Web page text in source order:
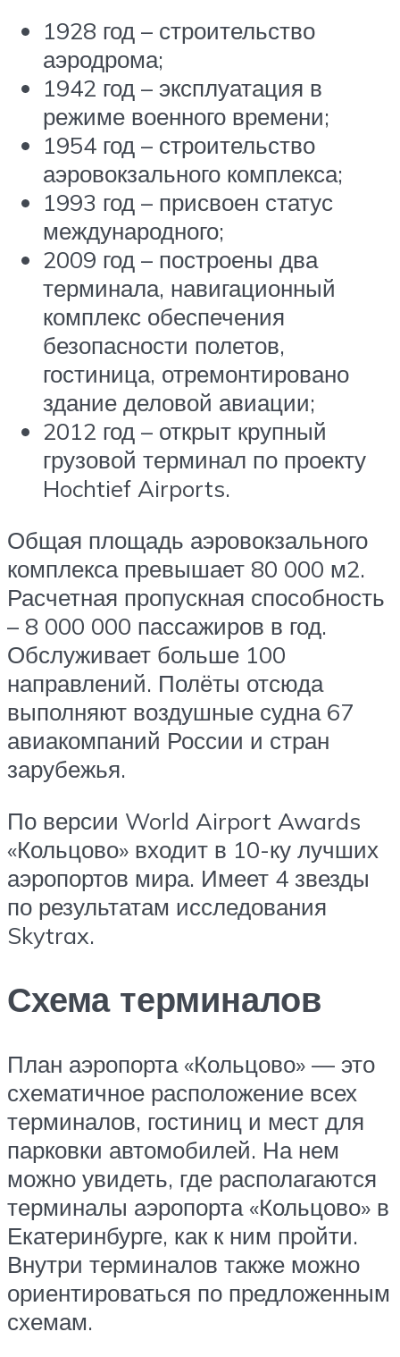
1928 год – строительство
аэродрома;
1942 год – эксплуатация в
режиме военного времени;
1954 год – строительство
аэровокзального комплекса;
1993 год – присвоен статус
международного;
2009 год – построены два
терминала, навигационный
комплекс обеспечения
безопасности полетов,
гостиница, отремонтировано
здание деловой авиации;
2012 год – открыт крупный
грузовой терминал по проекту
Hochtief Airports.
Общая площадь аэровокзального
комплекса превышает 80 000 м2.
Расчетная пропускная способность
– 8 000 000 пассажиров в год.
Обслуживает больше 100
направлений. Полёты отсюда
выполняют воздушные судна 67
авиакомпаний России и стран
зарубежья.
По версии World Airport Awards
«Кольцово» входит в 10-ку лучших
аэропортов мира. Имеет 4 звезды
по результатам исследования
Skytrax.
Схема терминалов
План аэропорта «Кольцово» — это
схематичное расположение всех
терминалов, гостиниц и мест для
парковки автомобилей. На нем
можно увидеть, где располагаются
терминалы аэропорта «Кольцово» в
Екатеринбурге, как к ним пройти.
Внутри терминалов также можно
ориентироваться по предложенным
схемам.